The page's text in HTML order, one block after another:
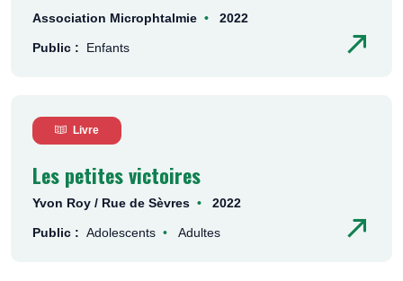
Association Microphtalmie 2022
Public : Enfants
Livre
Les petites victoires
Yvon Roy / Rue de Sèvres 2022
Public : Adolescents Adultes